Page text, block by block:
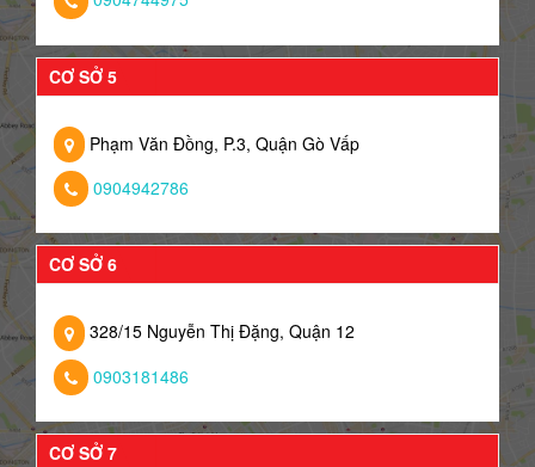
CƠ SỞ 5
Phạm Văn Đồng, P.3, Quận Gò Vấp
0904942786
CƠ SỞ 6
328/15 Nguyễn Thị Đặng, Quận 12
0903181486
CƠ SỞ 7